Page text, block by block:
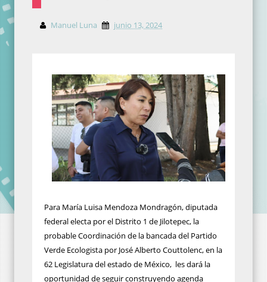
Manuel Luna junio 13, 2024
Para María Luisa Mendoza Mondragón, diputada
federal electa por el Distrito 1 de Jilotepec, la
probable Coordinación de la bancada del Partido
Verde Ecologista por José Alberto Couttolenc, en la
62 Legislatura del estado de México, les dará la
oportunidad de seguir construyendo agenda